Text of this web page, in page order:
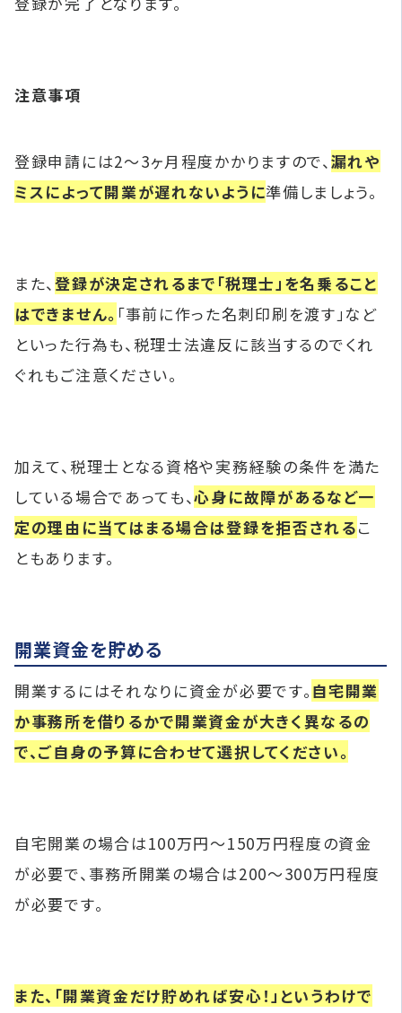
注意事項
登録申請には2〜3ヶ月程度かかりますので、 漏れや
ミスによって開業が遅れないように準備しましょう。
また、登録が決定されるまで「税理士」を名乗ること
はできません。 「事前に作った名刺印刷を渡す」など
といった行為も、税理士法違反に該当するのでくれ
ぐれもご注意ください。
加えて、税理士となる資格や実務経験の条件を満た
している場合であっても、心身に故障があるなど一
定の理由に当てはまる場合は登録を拒否されるこ
ともあります。
開業資金を貯める
開業するにはそれなりに資金が必要です。 自宅開業
か事務所を借りるかで開業資金が大きく異なるの
で、ご自身の予算に合わせて選択してください。
自宅開業の場合は100万円〜150万円程度の資金
が必要で、事務所開業の場合は200〜300万円程度
が必要です。
また、「開業資金だけ貯めれば安心！」というわけで